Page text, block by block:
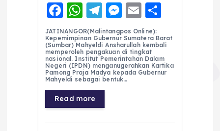
F
a
c
e
b
o
o
k
W
h
a
ts
A
p
p
T
el
e
g
r
a
m
M
e
ss
e
n
E
m
ai
l
a
re
JATINANGOR(Malintangpos Online):
Kepemimpinan Gubernur Sumatera Barat
(Sumbar) Mahyeldi Ansharullah kembali
memperoleh pengakuan di tingkat
nasional. Institut Pemerintahan Dalam
Negeri (IPDN) menganugerahkan Kartika
Pamong Praja Madya kepada Gubernur
Mahyeldi sebagai bentuk…
Read more